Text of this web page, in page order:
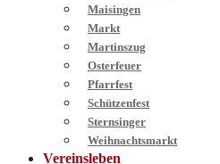
Maisingen
Markt
Martinszug
Osterfeuer
Pfarrfest
Schützenfest
Sternsinger
Weihnachtsmarkt
Vereinsleben